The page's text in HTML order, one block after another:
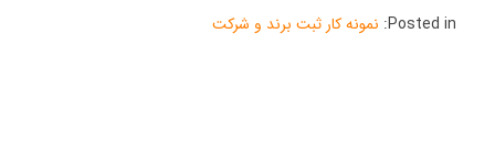
Posted in: نمونه کار ثبت برند و شرکت